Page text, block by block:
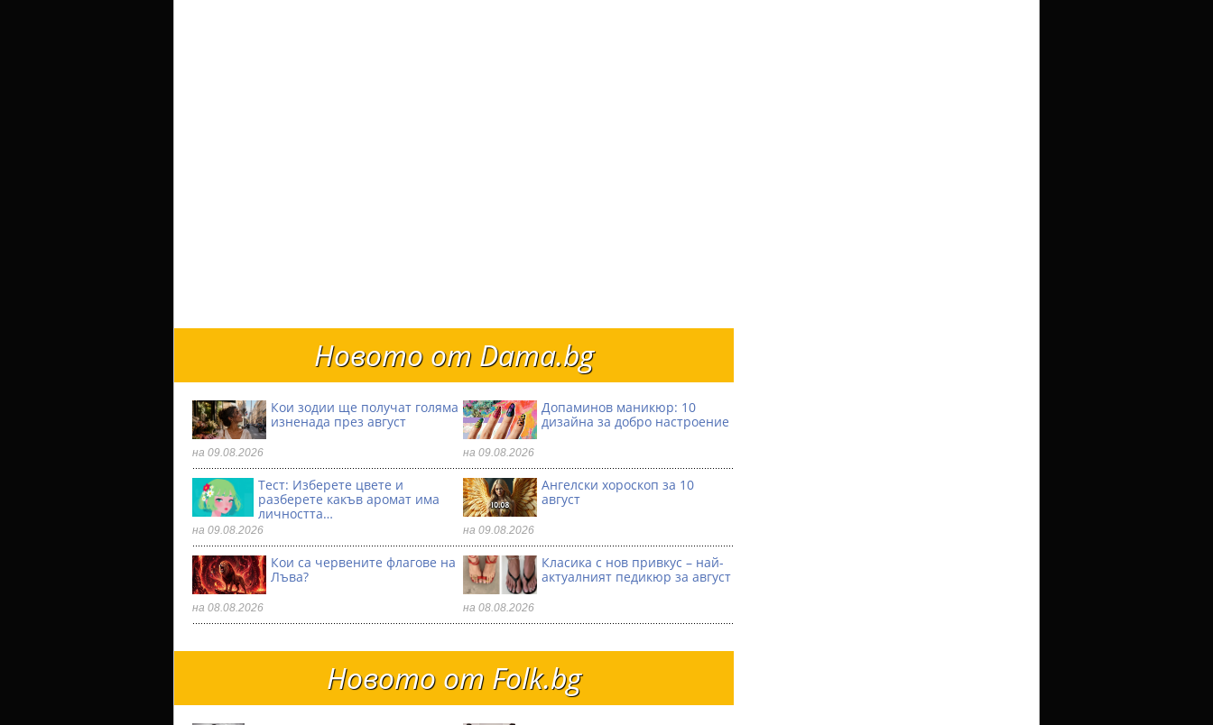
Новото от Dama.bg
Кои зодии ще получат голяма
изненада през август
на 09.08.2026
Допаминов маникюр: 10
дизайна за добро настроение
на 09.08.2026
Тест: Изберете цвете и
разберете какъв аромат има
личността…
на 09.08.2026
Ангелски хороскоп за 10
август
на 09.08.2026
Кои са червените флагове на
Лъва?
на 08.08.2026
Класика с нов привкус – най-
актуалният педикюр за август
на 08.08.2026
Новото от Folk.bg